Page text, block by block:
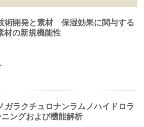
術開発と素材 保湿効果に関与する
材の新規機能性
ガラクチュロナンラムノハイドロラ
ングおよび機能解析